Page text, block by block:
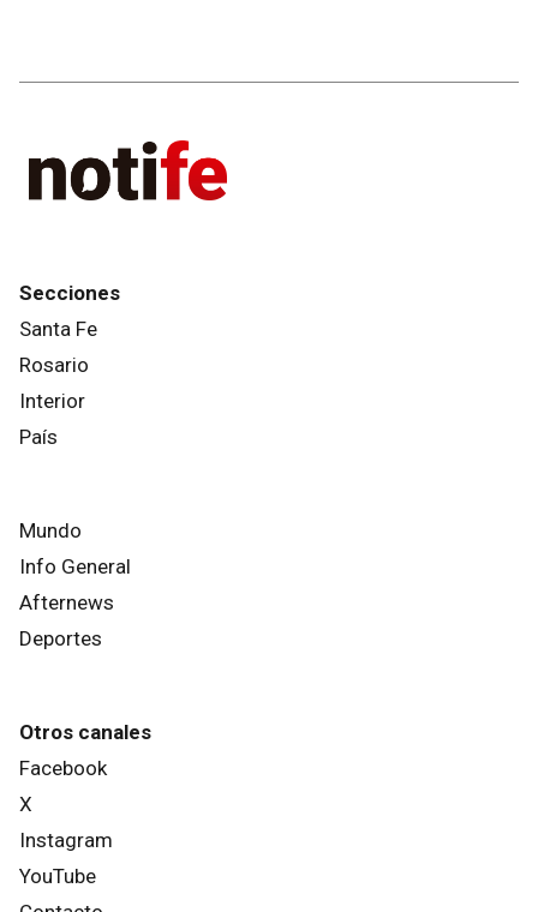
Secciones
Santa Fe
Rosario
Interior
País
Mundo
Info General
Afternews
Deportes
Otros canales
Facebook
X
Instagram
YouTube